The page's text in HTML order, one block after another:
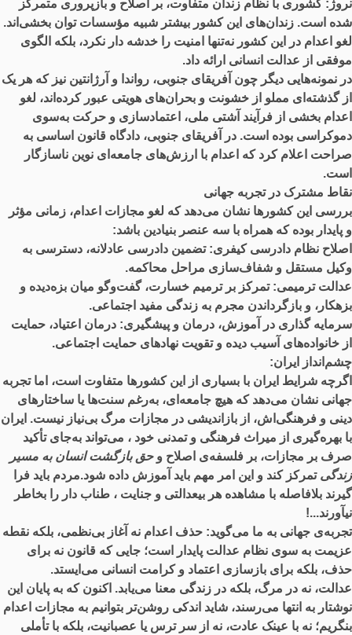
نروژ: کشوری با نظام زندان متفاوت، بر اصلاح و بازپروری متمرکز
شده است. زندان‌های این کشور بیشتر شبیه مؤسسات توان ‌بخشی‌اند.
لغو اعدام در این کشور نه‌تنها امنیت را خدشه ‌دار نکرد، بلکه الگوی
موفقی از عدالت انسانی ارائه داد.
در نمونه‌هایی دیگر چون آفریقای جنوبی، رواندا و آرژانتین نیز که هر یک
از گذشته‌ای مملو از خشونت‌ و بحران‌های هویتی عبور کرده‌اند، لغو
اعدام بخشی از فرآیند آشتی ملی، اعتمادسازی و حرکت به‌سوی
دموکراسی بوده است. در آفریقای جنوبی، دادگاه قانون اساسی به
صراحت اعلام کرد که اعدام با ارزش‌های جامعه‌ای نوین ناسازگار
است.
نقاط مشترک در تجربه جهانی
بررسی این کشورها نشان می‌دهد که لغو مجازات اعدام، زمانی مؤثر
و پایدار بوده که همراه با سه عنصر بنیادین باشد:
اصلاح نظام دادرسی کیفری:تضمین دادرسی عادلانه، دسترسی به
وکیل مستقل و شفاف‌سازی مراحل محاکمه.
عدالت ترمیمی:تمرکز بر ترمیم خسارت، گفت‌وگو میان بزه‌دیده و
بزهکار، و بازگرداندن مجرم به زندگی مفید اجتماعی.
سرمایه ‌گذاری در آموزش، درمان و پیشگیری: درمان اعتیاد، حمایت
از خانواده‌های آسیب ‌دیده و تقویت نهادهای حمایت اجتماعی.
چشم‌انداز ایران:
اگرچه شرایط ایران با بسیاری از این کشورها متفاوت است، اما تجربه
جهانی نشان می‌دهد که هیچ جامعه‌ای، به‌رغم سنت‌ها یا ساختارهای
دینی و فرهنگی‌اش، از بازاندیشی در مجازات مرگ بی‌نیاز نیست. ایران
با بهره‌گیری از میراث فرهنگی و تمدنی خود ، می‌تواند به‌جای تأکید
صرف بر مجازات، بر فلسفه‌ی اصلاح وحق بازگشت انسان به مسیر
زندگی تمرکز کند و این امر مهم باید آموزش داده شود.مردم باید فرا
گیرند بلافاصله با مشاهده هر بیعدالتی و جنایت ، طناب دار را بخاطر
نیآورند...!
تجربه‌ی جهانی به ما می‌گوید: حذف اعدام نه آغاز بی‌نظمی، بلکه نقطه
عزیمت به سوی نظام عدالت پایدار است؛ جایی که قانون نه برای
حذف، بلکه برای بازسازی اعتماد و کرامت انسانی می‌ایستد.
عدالت، نه در مرگ، بلکه در زندگی معنا می‌یابد. اکنون که به پایان این
نوشتار به انتها می‌رسند، شاید اندکی روشن‌تر بتوانیم به مجازات اعدام
بنگریم؛ نه با عینک عادت، نه از سر ترس یا عصبانیت، بلکه با تأملی